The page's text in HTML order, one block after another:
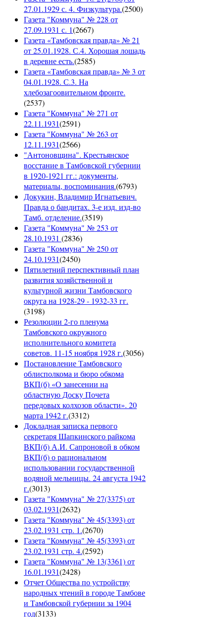
27.01.1929 с. 4. Физкультура.(2500)
Газета "Коммуна" № 228 от
27.09.1931 с. 1(2667)
Газета «Тамбовская правда» № 21
от 25.01.1928. С.4. Хорошая лошадь
в деревне есть.(2585)
Газета «Тамбовская правда» № 3 от
04.01.1928. С.3. На
хлебозагоовительном фронте.
(2537)
Газета "Коммуна" № 271 от
22.11.1931(2591)
Газета "Коммуна" № 263 от
12.11.1931(2566)
"Антоновщина". Крестьянское
восстание в Тамбовской губернии
в 1920-1921 гг.: документы,
материалы, воспоминания.(6793)
Докукин, Владимир Игнатьевич.
Правда о бандитах. 3-е изд. изд-во
Тамб. отделение.(3519)
Газета "Коммуна" № 253 от
28.10.1931 (2836)
Газета "Коммуна" № 250 от
24.10.1931(2450)
Пятилетний перспективный план
развития хозяйственной и
культурной жизни Тамбовского
округа на 1928-29 - 1932-33 гг.
(3198)
Резолюции 2-го пленума
Тамбовского окружного
исполнительного комитета
советов. 11-15 ноября 1928 г.(3056)
Постановление Тамбовского
облисполкома и бюро обкома
ВКП(б) «О занесении на
областную Доску Почета
передовых колхозов области». 20
марта 1942 г.(3312)
Докладная записка первого
секретаря Шапкинского райкома
ВКП(б) А.И. Сапроновой в обком
ВКП(б) о рациональном
использовании государственной
водяной мельницы. 24 августа 1942
г.(3013)
Газета "Коммуна" № 27(3375) от
03.02.1931(2632)
Газета "Коммуна" № 45(3393) от
23.02.1931 стр. 1.(2670)
Газета "Коммуна" № 45(3393) от
23.02.1931 стр. 4.(2592)
Газета "Коммуна" № 13(3361) от
16.01.1931(2428)
Отчет Общества по устройству
народных чтений в городе Тамбове
и Тамбовской губернии за 1904
год(3133)